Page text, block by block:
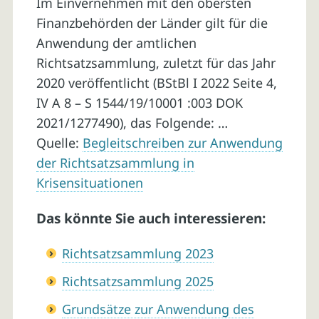
Finanzbehörden der Länder gilt für die
Anwendung der amtlichen
Richtsatzsammlung, zuletzt für das Jahr
2020 veröffentlicht (BStBl I 2022 Seite 4,
IV A 8 – S 1544/19/10001 :003 DOK
2021/1277490), das Folgende: …
Quelle: Begleitschreiben zur Anwendung
der Richtsatzsammlung in
Krisensituationen
Das könnte Sie auch interessieren:
Richtsatzsammlung 2023
Richtsatzsammlung 2025
Grundsätze zur Anwendung des